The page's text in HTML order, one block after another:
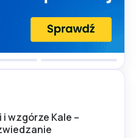
i wzgórze Kale –